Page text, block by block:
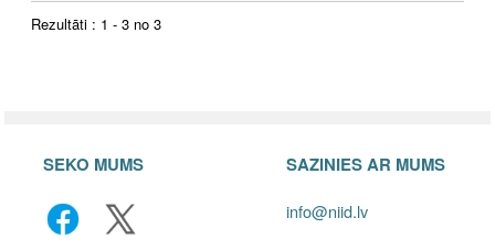
Rezultāti : 1 - 3 no 3
SEKO MUMS SAZINIES AR MUMS
info@niid.lv